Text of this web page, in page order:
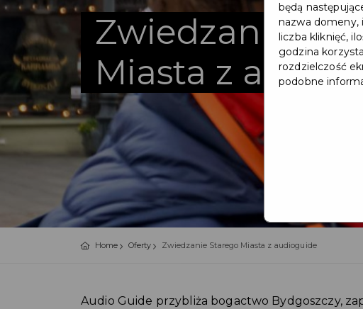
Zwiedzanie
Miasta z
Home Oferty Zwiedzanie Starego Miasta z audioguide
Audio Guide przybliża bogactwo Bydgoszczy,
będą
nazwa domeny,
liczba kliknięć,
godzina
rozdzielczość
podobne